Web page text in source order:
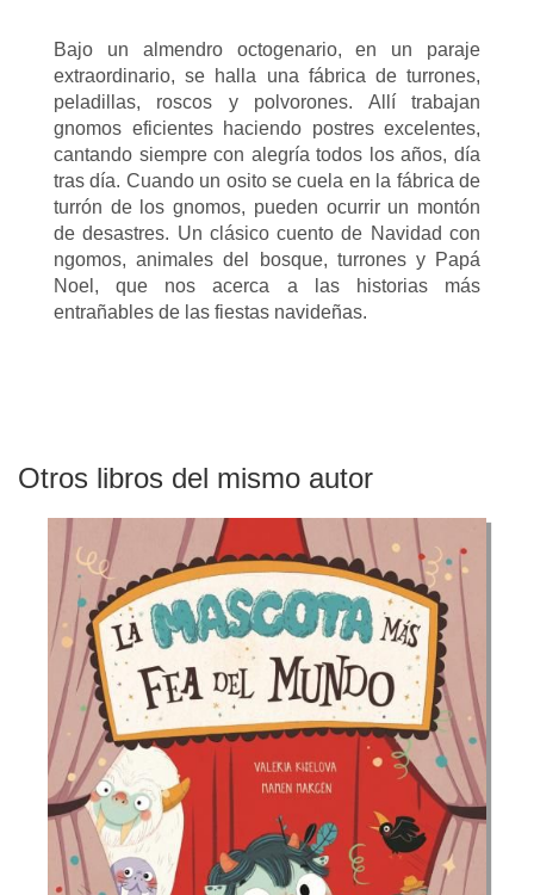
Bajo un almendro octogenario, en un paraje
extraordinario, se halla una fábrica de turrones,
peladillas, roscos y polvorones. Allí trabajan
gnomos eficientes haciendo postres excelentes,
cantando siempre con alegría todos los años, día
tras día. Cuando un osito se cuela en la fábrica de
turrón de los gnomos, pueden ocurrir un montón
de desastres. Un clásico cuento de Navidad con
ngomos, animales del bosque, turrones y Papá
Noel, que nos acerca a las historias más
entrañables de las fiestas navideñas.
Otros libros del mismo autor